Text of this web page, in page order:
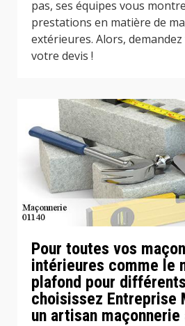
pas, ses équipes vous
prestations en matière de
extérieures. Alors,
votre devis !
Pour toutes vos
intérieures comme le
plafond pour
choisissez Entreprise
un artisan maçonnerie